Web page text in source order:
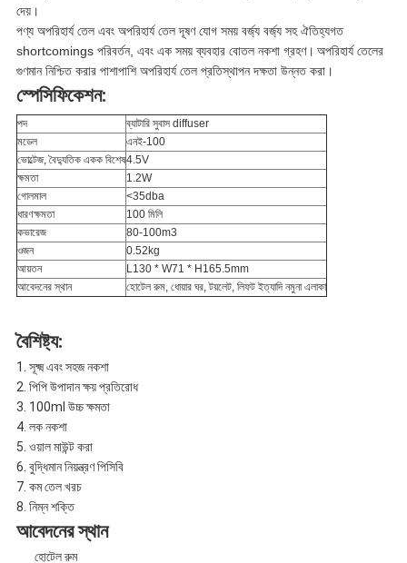
দেয়।
পণ্য অপরিহার্য তেল এবং অপরিহার্য তেল দূষণ যোগ সময় বর্জ্য বর্জ্য সহ ঐতিহ্যগত
shortcomings পরিবর্তন, এবং এক সময় ব্যবহার বোতল নকশা গ্রহণ। অপরিহার্য তেলের
গুণমান নিশ্চিত করার পাশাপাশি অপরিহার্য তেল প্রতিস্থাপন দক্ষতা উন্নত করা।
স্পেসিফিকেশন:
পদ
ব্যাটারি সুবাস diffuser
মডেল
এনই-100
ভোল্টেজ, বৈদ্যুতিক একক বিশেষ4.5V
ক্ষমতা
1.2W
গোলমাল
<35dba
ধারণক্ষমতা
100 মিলি
কভারেজ
80-100m3
ওজন
0.52kg
আয়তন
L130 * W71 * H165.5mm
আবেদনের স্থান
হোটেল রুম, ধোয়ার ঘর, টয়লেট, লিফট ইত্যাদি নমুনা এলাকা
বৈশিষ্ট্য:
1. সূক্ষ্ম এবং সহজ নকশা
2. পিপি উপাদান ক্ষয় প্রতিরোধ
3. 100ml উচ্চ ক্ষমতা
4. লক নকশা
5. ওয়াল মাউন্ট করা
6. বুদ্ধিমান নিয়ন্ত্রণ পিসিবি
7. কম তেল খরচ
8. নিম্ন শক্তি
আবেদনের স্থান
হোটেল রুম